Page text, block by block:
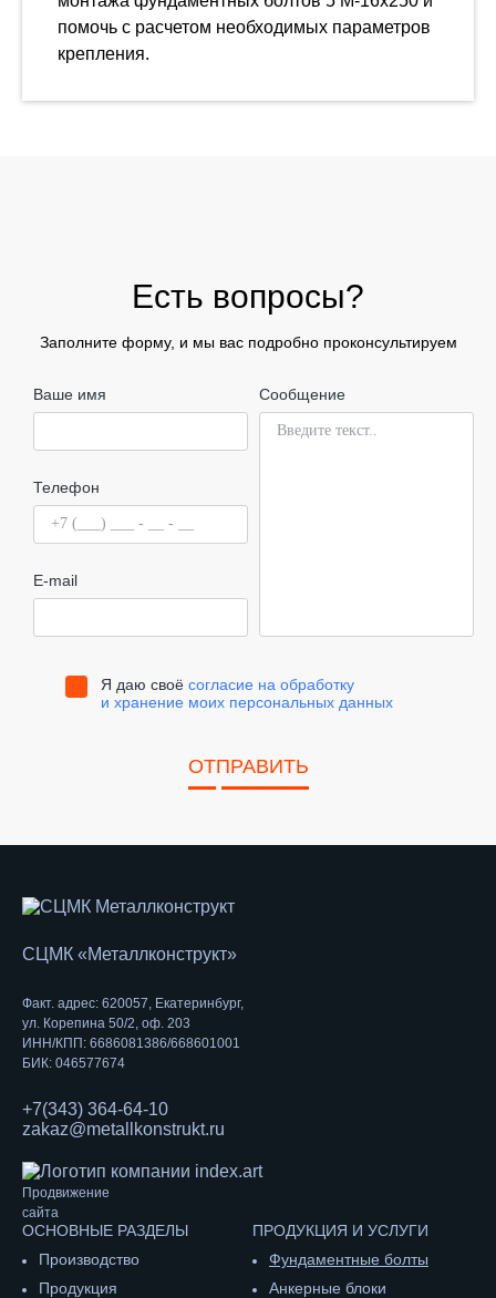
помочь с расчетом необходимых параметров
крепления.
Есть вопросы?
Заполните форму, и мы вас подробно проконсультируем
Ваше имя
Телефон
E-mail
Сообщение
Я даю своё согласие на обработку
и хранение моих персональных данных
ОТПРАВИТЬ
СЦМК «Металлконструкт»
Факт. адрес: 620057, Екатеринбург,
ул. Корепина 50/2, оф. 203
ИНН/КПП: 6686081386/668601001
БИК: 046577674
+7(343) 364-64-10
zakaz@metallkonstrukt.ru
Продвижение
сайта
ОСНОВНЫЕ РАЗДЕЛЫ
Производство
Продукция
ПРОДУКЦИЯ И УСЛУГИ
Фундаментные болты
Анкерные блоки